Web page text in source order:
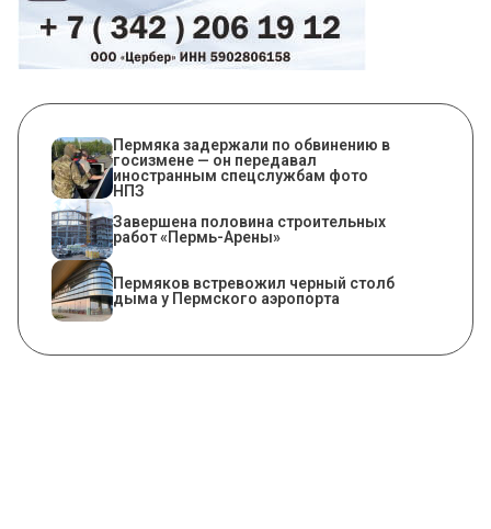
Пермяка задержали по обвинению в
госизмене — он передавал
иностранным спецслужбам фото
НПЗ
Завершена половина строительных
работ «Пермь-Арены»
Пермяков встревожил черный столб
дыма у Пермского аэропорта